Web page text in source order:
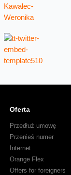
Oferta
Przedłuż umowę
Przenieś numer
Internet
Orange Flex
Offers for foreigners